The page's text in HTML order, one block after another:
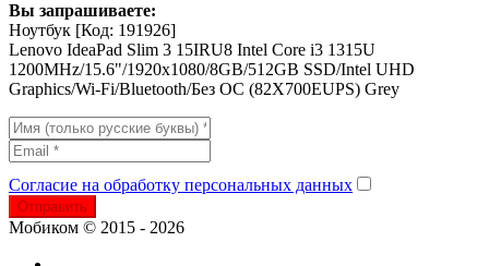
Вы запрашиваете:
Ноутбук [Код: 191926]
Lenovo IdeaPad Slim 3 15IRU8 Intel Core i3 1315U
1200MHz/15.6"/1920x1080/8GB/512GB SSD/Intel UHD
Graphics/Wi-Fi/Bluetooth/Без ОС (82X700EUPS) Grey
Согласие на обработку персональных данных
Отправить
Мобиком © 2015 - 2026